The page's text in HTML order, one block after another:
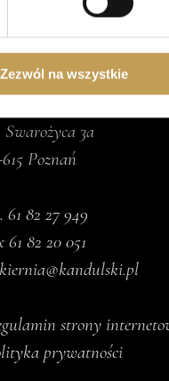
chwili.
i analizować
społecznościowym,
od Ciebie lub
Zezwól na wszystkie
Sp. z o.o.
3a
Poznań
61 82 27 949
61 82 20 051
strony
prywatności